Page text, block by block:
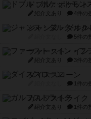
ドブル：ポケット
紹介文あり 4件の
ジャンヌ・ダルク
5件の
ファースト・イン
紹介文あり 3件の
ダイススローン
1件の
ガルフストライク
紹介文あり 1件の